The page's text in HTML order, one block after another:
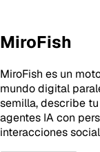
MiroFish
MiroFish es un
mundo digital
semilla, describe
agentes IA con
interacciones